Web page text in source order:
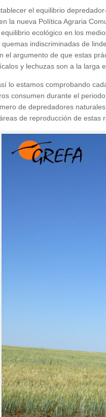
el equilibrio
la nueva Política Agraria
ecológico en los
quemas indiscriminadas de
el argumento de que estas
y lechuzas son a la larga
lo estamos comprobando
consumen durante el
de depredadores
de reproducción de estas